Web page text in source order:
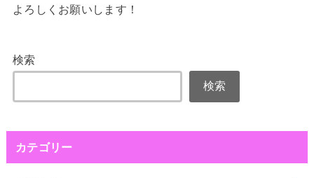
よろしくお願いします！
検索
検索
カテゴリー